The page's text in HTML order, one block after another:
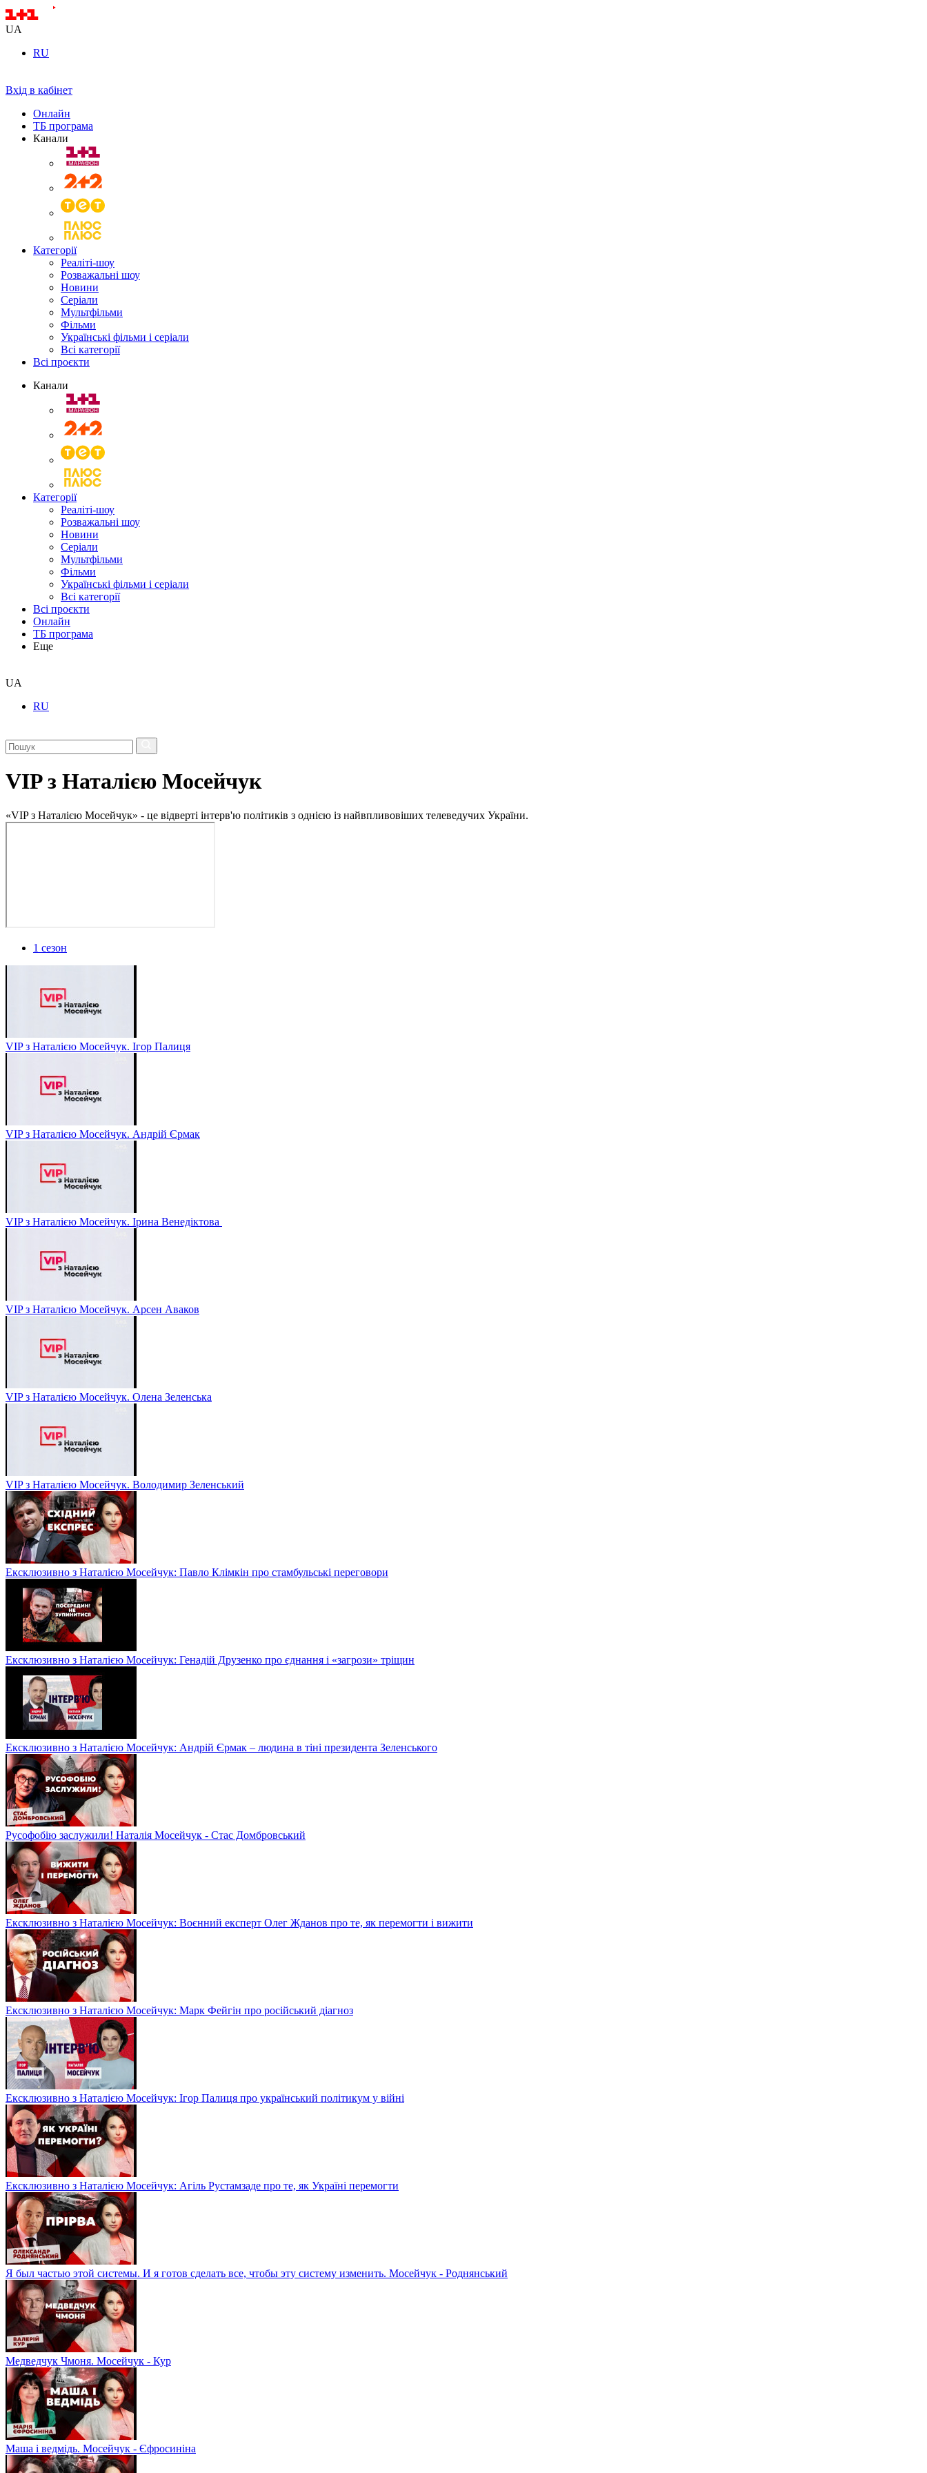
UA
RU
Вхід в кабінет
Онлайн
ТБ програма
Канали
Категорії
Реаліті-шоу
Розважальні шоу
Новини
Серіали
Мультфільми
Фільми
Українські фільми і серіали
Всі категорії
Всі проєкти
Канали
Категорії
Реаліті-шоу
Розважальні шоу
Новини
Серіали
Мультфільми
Фільми
Українські фільми і серіали
Всі категорії
Всі проєкти
Онлайн
ТБ програма
Еще
UA
RU
VIP з Наталією Мосейчук
«VIP з Наталією Мосейчук» - це відверті інтерв'ю політиків з однією із найвпливовіших телеведучих України.
1 сезон
VIP з Наталією Мосейчук. Ігор Палиця
VIP з Наталією Мосейчук. Андрій Єрмак
VIP з Наталією Мосейчук. Ірина Венедіктова
VIP з Наталією Мосейчук. Арсен Аваков
VIP з Наталією Мосейчук. Олена Зеленська
VIP з Наталією Мосейчук. Володимир Зеленський
Ексклюзивно з Наталією Мосейчук: Павло Клімкін про стамбульські переговори
Ексклюзивно з Наталією Мосейчук: Генадій Друзенко про єднання і «загрози» тріщин
Ексклюзивно з Наталією Мосейчук: Андрій Єрмак – людина в тіні президента Зеленського
Русофобію заслужили! Наталія Мосейчук - Стас Домбровський
Ексклюзивно з Наталією Мосейчук: Воєнний експерт Олег Жданов про те, як перемогти і вижити
Ексклюзивно з Наталією Мосейчук: Марк Фейгін про російський діагноз
Ексклюзивно з Наталією Мосейчук: Ігор Палиця про український політикум у війні
Ексклюзивно з Наталією Мосейчук: Агіль Рустамзаде про те, як Україні перемогти
Я был частью этой системы. И я готов сделать все, чтобы эту систему изменить. Мосейчук - Роднянський
Медведчук Чмоня. Мосейчук - Кур
Маша і ведмідь. Мосейчук - Єфросиніна